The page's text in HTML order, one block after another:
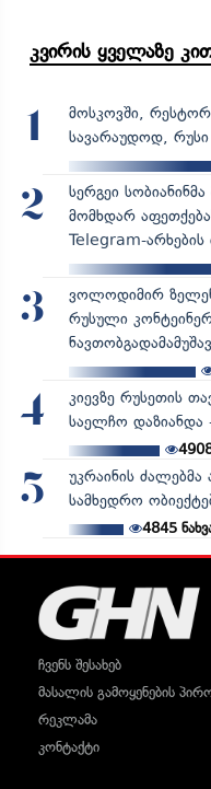
კვირის ყველაზე
1
მოსკოვში,
სავარაუდოდ,
2
სერგეი
მომხდარ
Telegram-
3
ვოლოდიმირ
რუსული
4
კიევზე რუსეთის
საელჩო დაზიანდა
5
უკრაინის
სამხედრო
4845
ჩვენს შესახებ
მასალის გამოყენების
რეკლამა
კონტაქტი